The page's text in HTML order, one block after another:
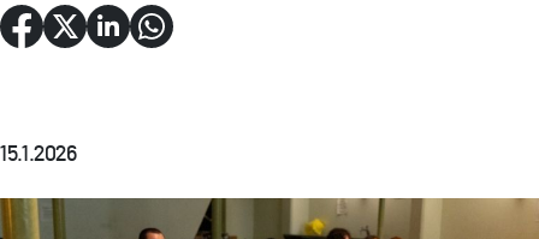
15.1.2026